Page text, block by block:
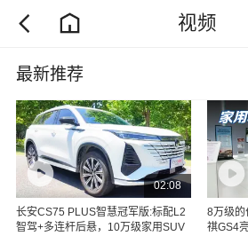
视频
最新推荐
02:08
长安CS75 PLUS智慧冠军版:标配L2
智驾+多连杆后悬，10万级家用SUV
8万级的价
祺GS4